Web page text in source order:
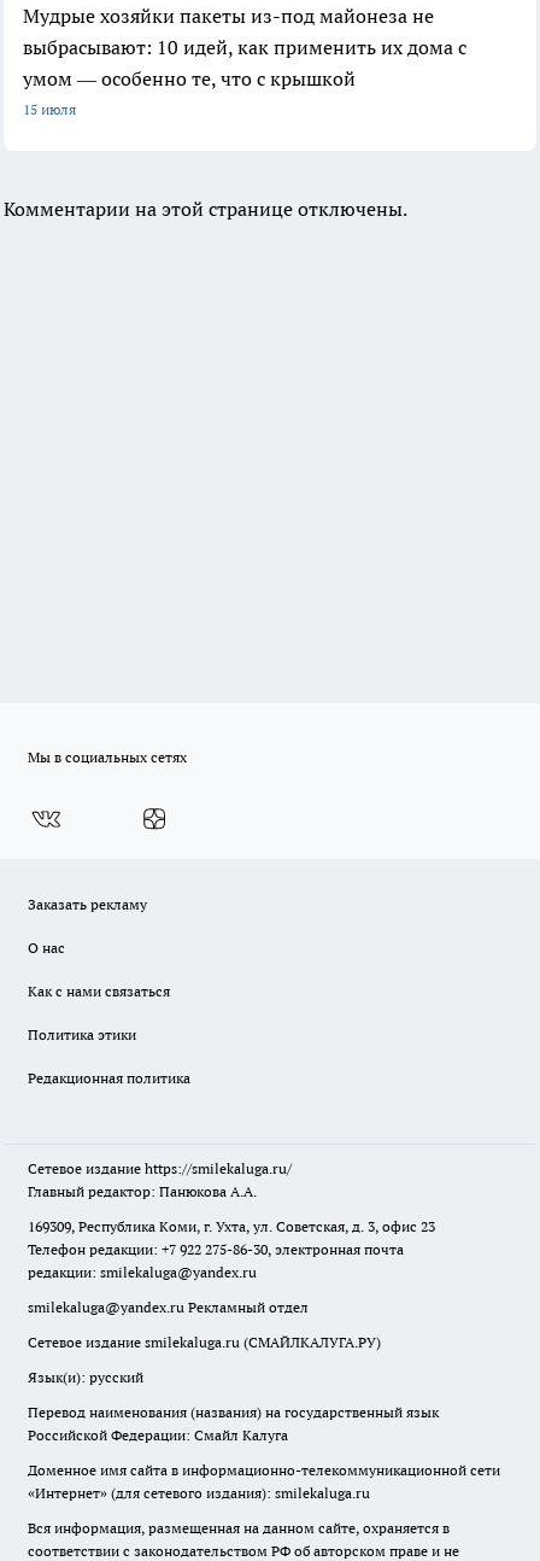
Мудрые хозяйки пакеты из-под майонеза не
выбрасывают: 10 идей, как применить их дома с
умом — особенно те, что с крышкой
15 июля
Комментарии на этой странице отключены.
Мы в социальных сетях
Заказать рекламу
О нас
Как с нами связаться
Политика этики
Редакционная политика
Сетевое издание https://smilekaluga.ru/
Главный редактор: Панюкова А.А.
169309, Республика Коми, г. Ухта, ул. Советская, д. 3, офис 23
Телефон редакции: +7 922 275-86-30, электронная почта
редакции: smilekaluga@yandex.ru
smilekaluga@yandex.ru Рекламный отдел
Сетевое издание smilekaluga.ru (СМАЙЛКАЛУГА.РУ)
Язык(и): русский
Перевод наименования (названия) на государственный язык
Российской Федерации: Смайл Калуга
Доменное имя сайта в информационно-телекоммуникационной сети
«Интернет» (для сетевого издания): smilekaluga.ru
Вся информация, размещенная на данном сайте, охраняется в
соответствии с законодательством РФ об авторском праве и не